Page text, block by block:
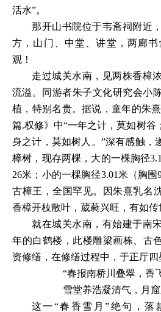
活水”。
那开山书院位于韦斋祠附近
方，山门、中堂、讲堂，两廊书
观！
走过城关水南，见两株香樟
流溢。同游者朱子文化研究会小
植，特别名贵。据说，童年的朱
篇.权修》中“一年之计，莫如树谷
身之计，莫如树人。”深有感触，
樟树，现存两棵，大的一棵胸径
26米；小的一棵胸径3.01米（胸
古樟王，全国罕见。因朱熹乳名
香樟开枝散叶，葳蕤兴旺，有如传
就在城关水南，有始建于南
年的白鹤楼，此楼雕梁画栋、古
资修缮，在修缮过程中，于正厅
“春报南桥川叠翠，香
雪堂养浩凝清气，月
这一 “春香雪月”绝句，落